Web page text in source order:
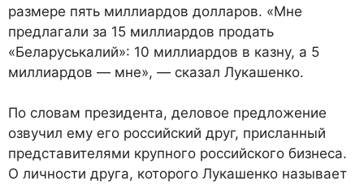
размере пять миллиардов долларов. «Мне
предлагали за 15 миллиардов продать
«Беларуськалий»: 10 миллиардов в казну, а 5
миллиардов — мне», — сказал Лукашенко.
По словам президента, деловое предложение
озвучил ему его российский друг, присланный
представителями крупного российского бизнеса.
О личности друга, которого Лукашенко называет